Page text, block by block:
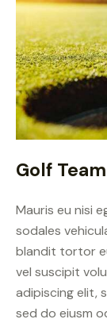
Golf
Mauris eu nisi
sodales
blandit tortor
vel suscipit
adipiscing elit,
sed do eiusm